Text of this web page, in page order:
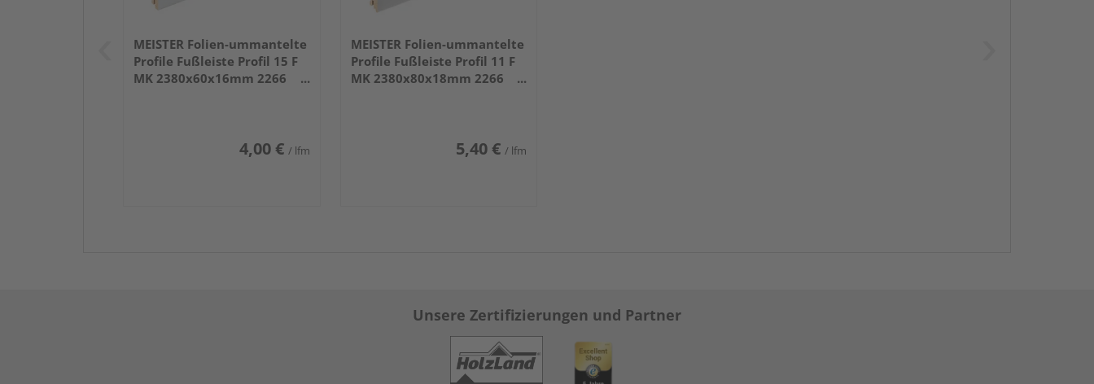
MEISTER Folien-ummantelte
Profile Fußleiste Profil 15 F
MK 2380x60x16mm 2266
4,00 € / lfm
MEISTER Folien-ummantelte
Profile Fußleiste Profil 11 F
MK 2380x80x18mm 2266
5,40 € / lfm
Unsere Zertifizierungen und Partner